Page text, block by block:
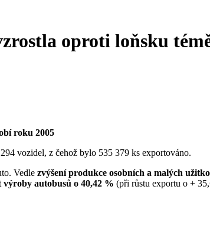
oproti loňsku
roku 2005
vozidel, z čehož bylo 535 379 ks exportováno.
Vedle zvýšení produkce osobních a malých
výroby autobusů o 40,42 % (při růstu exportu o +